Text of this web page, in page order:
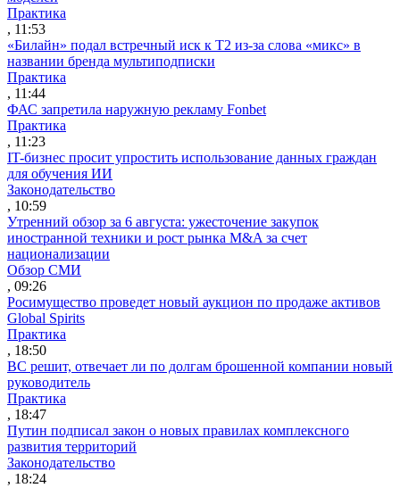
Практика
, 11:53
«Билайн» подал встречный иск к Т2 из-за слова «микс» в
названии бренда мультиподписки
Практика
, 11:44
ФАС запретила наружную рекламу Fonbet
Практика
, 11:23
IT-бизнес просит упростить использование данных граждан
для обучения ИИ
Законодательство
, 10:59
Утренний обзор за 6 августа: ужесточение закупок
иностранной техники и рост рынка M&A за счет
национализации
Обзор СМИ
, 09:26
Росимущество проведет новый аукцион по продаже активов
Global Spirits
Практика
, 18:50
ВС решит, отвечает ли по долгам брошенной компании новый
руководитель
Практика
, 18:47
Путин подписал закон о новых правилах комплексного
развития территорий
Законодательство
, 18:24